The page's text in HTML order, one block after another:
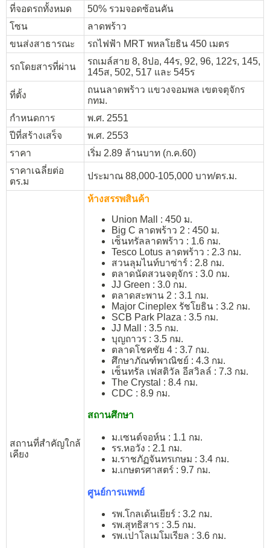
ที่จอดรถทั้งหมด
50% รวมจอดซ้อนคัน
โซน
ลาดพร้าว
ขนส่งสาธารณะ
รถไฟฟ้า MRT พหลโยธิน 450 เมตร
รถโดยสารที่ผ่าน
รถเมล์สาย 8, 8ปอ, 44ร, 92, 96, 122ร, 145,
145ส, 502, 517 และ 545ร
ที่ตั้ง
ถนนลาดพร้าว แขวงจอมพล เขตจตุจักร
กทม.
กำหนดการ
พ.ศ. 2551
ปีที่สร้างเสร็จ
พ.ศ. 2553
ราคา
เริ่ม 2.89 ล้านบาท (ก.ค.60)
ราคาเฉลี่ยต่อ
ตร.ม
ประมาณ 88,000-105,000 บาท/ตร.ม.
สถานที่สำคัญใกล้
เคียง
ห้างสรรพสินค้า
Union Mall : 450 ม.
Big C ลาดพร้าว 2 : 450 ม.
เซ็นทรัลลาดพร้าว : 1.6 กม.
Tesco Lotus ลาดพร้าว : 2.3 กม.
สวนลุมไนท์บาซ่าร์ : 2.8 กม.
ตลาดนัดสวนจตุจักร : 3.0 กม.
JJ Green : 3.0 กม.
ตลาดสะพาน 2 : 3.1 กม.
Major Cineplex รัชโยธิน : 3.2 กม.
SCB Park Plaza : 3.5 กม.
JJ Mall : 3.5 กม.
บุญถาวร : 3.5 กม.
ตลาดโชคชัย 4 : 3.7 กม.
ศึกษาภัณฑ์พาณิชย์ : 4.3 กม.
เซ็นทรัล เฟสติวัล อีสวิลล์ : 7.3 กม.
The Crystal : 8.4 กม.
CDC : 8.9 กม.
สถานศึกษา
ม.เซนต์จอห์น : 1.1 กม.
รร.หอวัง : 2.1 กม.
ม.ราชภัฏจันทรเกษม : 3.4 กม.
ม.เกษตรศาสตร์ : 9.7 กม.
ศูนย์การแพทย์
รพ.โกลเด้นเยียร์ : 3.2 กม.
รพ.สุทธิสาร : 3.5 กม.
รพ.เปาโลเมโมเรียล : 3.6 กม.